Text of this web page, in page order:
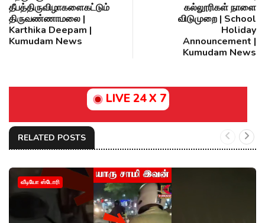
தீபத்திருவிழாகளைகட்டும்
திருவண்ணாமலை |
Karthika Deepam |
Kumudam News
கல்லூரிகள் நாளை
விடுமுறை | School
Holiday
Announcement |
Kumudam News
LIVE 24 X 7
RELATED POSTS
வீடியோ ஸ்டோரி